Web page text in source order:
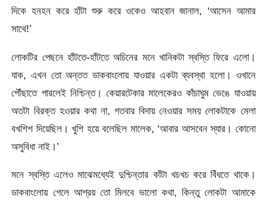
দিকে হনহন করে হাঁটা শুরু করে ওকেও আহবান জানাল, ‘আসেন আমার
সাথে!’
লোকটির পেছনে হাঁটতে-হাঁটতে অচিনের মনে খানিকটা স্বস্তি ফিরে এলো।
যাক, এখন তো অন্তত ডাকবাংলোয় যাওয়ার একটা ব্যবস্থা হলো। ওখানে
পৌঁছাতে পারলেই নিশ্চিন্ত। কেয়ারটেকার মালেকেরও কাঁচাঘুম ভেঙে যাওয়ায়
অতটা বিরক্ত হওয়ার কথা না, গতবার বিদায় নেওয়ার সময় লোকটাকে মেলা
বখশিশ দিয়েছিল। খুশি হয়ে বলেছিল মালেক, ‘আবার আসবেন স্যার। কোনো
অসুবিধা নাই।’
মনে স্বস্তি এলেও মাঝেমধ্যেই দুশ্চিন্তার কাঁটা খচখচ করে বিঁধতে থাকে।
ডাকবাংলোয় গেলে আশ্রয় তো মিলবে ভালো কথা, কিন্তু লোকটা আমাকে